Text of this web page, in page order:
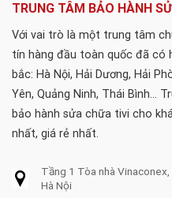
TRUNG TÂM BẢO HÀNH
Với vai trò là một trung tâm
tín hàng đầu toàn quốc đã có
bắc: Hà Nội, Hải Dương, Hải
Yên, Quảng Ninh, Thái Bình...
bảo hành sửa chữa tivi cho
nhất, giá rẻ nhất.
Tầng 1 Tòa nhà Vinaconex,
Hà Nội